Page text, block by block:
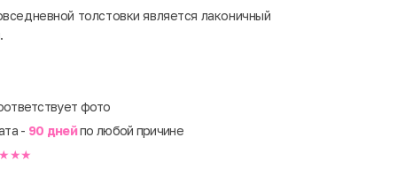
толстовки является лаконичный
фото
- 90 днейпо любой причине